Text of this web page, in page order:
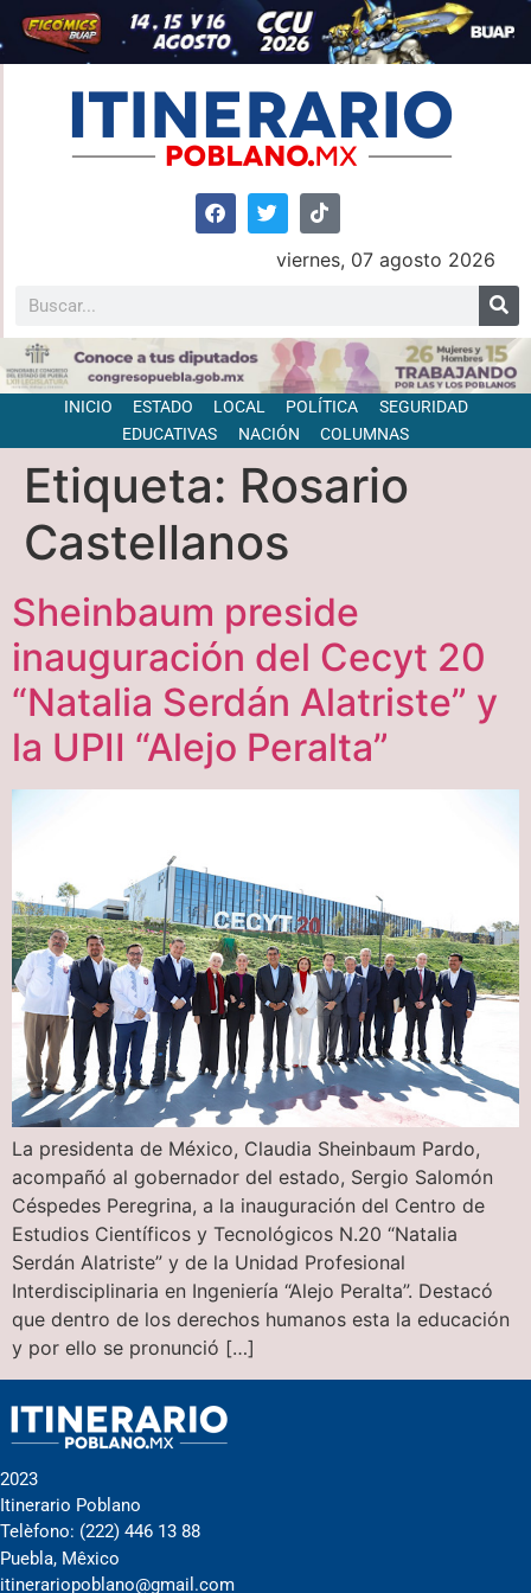
viernes, 07 agosto 2026
INICIO ESTADO LOCAL POLÍTICA
SEGURIDAD
EDUCATIVAS
NACIÓN COLUMNAS
Etiqueta: Rosario
Castellanos
Sheinbaum preside
inauguración del Cecyt 20
“Natalia Serdán Alatriste” y
la UPII “Alejo Peralta”
La presidenta de México, Claudia Sheinbaum Pardo,
acompañó al gobernador del estado, Sergio Salomón
Céspedes Peregrina, a la inauguración del Centro de
Estudios Científicos y Tecnológicos N.20 “Natalia
Serdán Alatriste” y de la Unidad Profesional
Interdisciplinaria en Ingeniería “Alejo Peralta”. Destacó
que dentro de los derechos humanos esta la educación
y por ello se pronunció […]
2023
Itinerario Poblano
Telèfono: (222) 446 13 88
Puebla, Mêxico
itinerariopoblano@gmail.com